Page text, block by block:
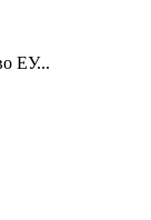
ЕУ...